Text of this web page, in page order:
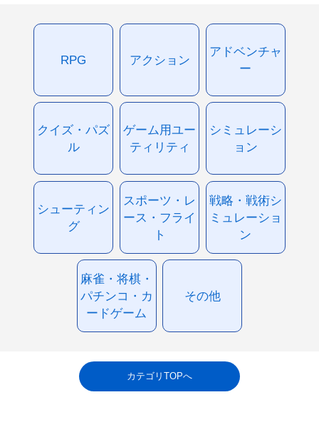
RPG アクション
アドベンチャ
ー
クイズ・パズ
ル
ゲーム用ユー
ティリティ
シミュレーシ
ョン
シューティン
グ
スポーツ・レ
ース・フライ
ト
戦略・戦術シ
ミュレーショ
ン
麻雀・将棋・
パチンコ・カ
ードゲーム
その他
カテゴリTOPへ